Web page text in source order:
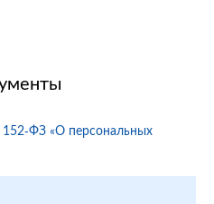
ФЗ «О персональных